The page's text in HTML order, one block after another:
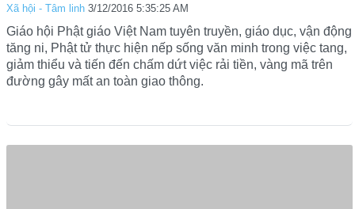
Xã hội - Tâm linh 3/12/2016 5:35:25 AM
Giáo hội Phật giáo Việt Nam tuyên truyền, giáo dục, vận động
tăng ni, Phật tử thực hiện nếp sống văn minh trong việc tang,
giảm thiểu và tiến đến chấm dứt việc rải tiền, vàng mã trên
đường gây mất an toàn giao thông.